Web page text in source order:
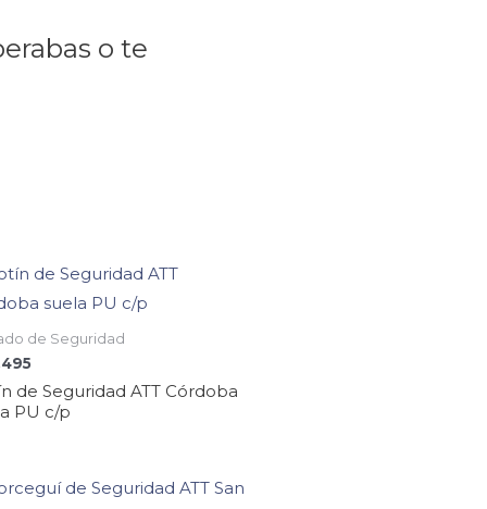
o te
de Seguridad
de Seguridad ATT Córdoba
PU c/p